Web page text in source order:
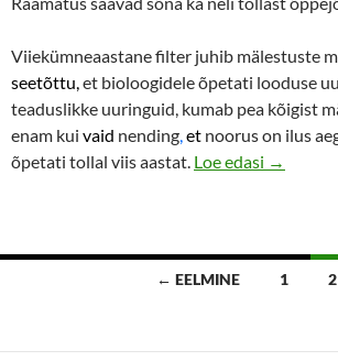
Viiekümneaastane filter juhib mälestuste
seetõttu,et bioloogidele õpetati looduse
teaduslikke uuringuid, kumab pea kõigist
enam kui vaid nending,et noorus on ilus
õpetati tollal viis aastat. Loe edasi Tartu
→
← EELMINE 1 2